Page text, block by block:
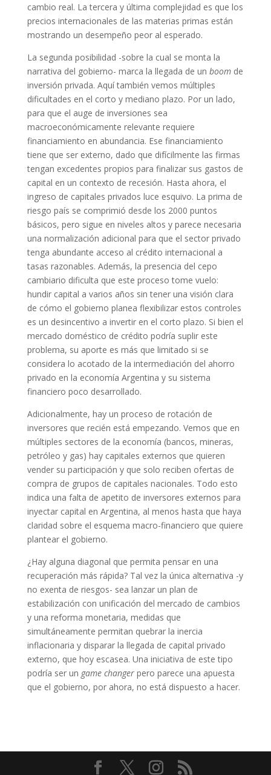
cambio real. La tercera y última complejidad es que los
precios internacionales de las materias primas están
mostrando un desempeño peor al esperado.
La segunda posibilidad -sobre la cual se monta la
narrativa del gobierno- marca la llegada de un boomde
inversión privada. Aquí también vemos múltiples
dificultades en el corto y mediano plazo. Por un lado,
para que el auge de inversiones sea
macroeconómicamente relevante requiere
financiamiento en abundancia. Ese financiamiento
tiene que ser externo, dado que difícilmente las firmas
tengan excedentes propios para finalizar sus gastos de
capital en un contexto de recesión. Hasta ahora, el
ingreso de capitales privados luce esquivo. La prima de
riesgo país se comprimió desde los 2000 puntos
básicos, pero sigue en niveles altos y parece necesaria
una normalización adicional para que el sector privado
tenga abundante acceso al crédito internacional a
tasas razonables. Además, la presencia del cepo
cambiario dificulta que este proceso tome vuelo:
hundir capital a varios años sin tener una visión clara
de cómo el gobierno planea flexibilizar estos controles
es un desincentivo a invertir en el corto plazo. Si bien el
mercado doméstico de crédito podría suplir este
problema, su aporte es más que limitado si se
considera lo acotado de la intermediación del ahorro
privado en la economía Argentina y su sistema
financiero poco desarrollado.
Adicionalmente, hay un proceso de rotación de
inversores que recién está empezando. Vemos que en
múltiples sectores de la economía (bancos, mineras,
petróleo y gas) hay capitales externos que quieren
vender su participación y que solo reciben ofertas de
compra de grupos de capitales nacionales. Todo esto
indica una falta de apetito de inversores externos para
inyectar capital en Argentina, al menos hasta que haya
claridad sobre el esquema macro-financiero que quiere
plantear el gobierno.
¿Hay alguna diagonal que permita pensar en una
recuperación más rápida? Tal vez la única alternativa -y
no exenta de riesgos- sea lanzar un plan de
estabilización con unificación del mercado de cambios
y una reforma monetaria, medidas que
simultáneamente permitan quebrar la inercia
inflacionaria y disparar la llegada de capital privado
externo, que hoy escasea. Una iniciativa de este tipo
podría ser un game changer pero parece una apuesta
que el gobierno, por ahora, no está dispuesto a hacer.